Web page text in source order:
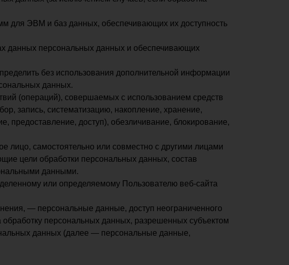
для ЭВМ и баз данных, обеспечивающих их доступность
данных персональных данных и обеспечивающих
без использования дополнительной информации
данных.
(операций), совершаемых с использованием средств
запись, систематизацию, накопление, хранение,
предоставление, доступ), обезличивание, блокирование,
лицо, самостоятельно или совместно с другими лицами
цели обработки персональных данных, состав
данными.
или определяемому Пользователю веб-сайта
— персональные данные, доступ неограниченного
персональных данных, разрешенных субъектом
данных (далее — персональные данные,